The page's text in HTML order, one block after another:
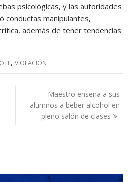
psicológicas, y las autoridades
conductas manipulantes,
además de tener tendencias
,VIOLACIÓN
Maestro enseña a sus
alumnos a beber alcohol en
pleno salón de clases